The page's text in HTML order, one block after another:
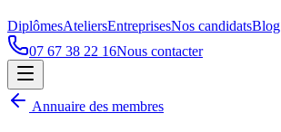
DiplômesAteliersEntreprisesNos candidatsBlog
07 67 38 22 16Nous contacter
Annuaire des membres